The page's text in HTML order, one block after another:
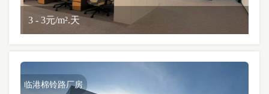
3 - 3元/m².天
临港棉铃路厂房